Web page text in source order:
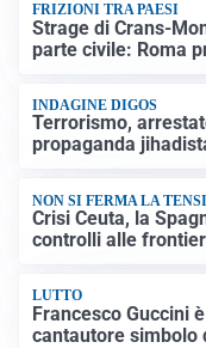
FRIZIONI TRA PAESI
Strage di Crans-
parte civile: Roma
INDAGINE DIGOS
Terrorismo,
propaganda
NON SI FERMA LA
Crisi Ceuta, la
controlli alle
LUTTO
Francesco Guccini
cantautore simbolo